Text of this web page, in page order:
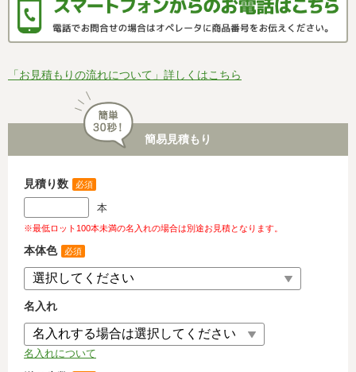
「お見積もりの流れについて」詳しくはこちら
簡易見積もり
見積り数 必須
本
※最低ロット100本未満の名入れの場合は別途お見積となります。
本体色 必須
名入れ
名入れについて